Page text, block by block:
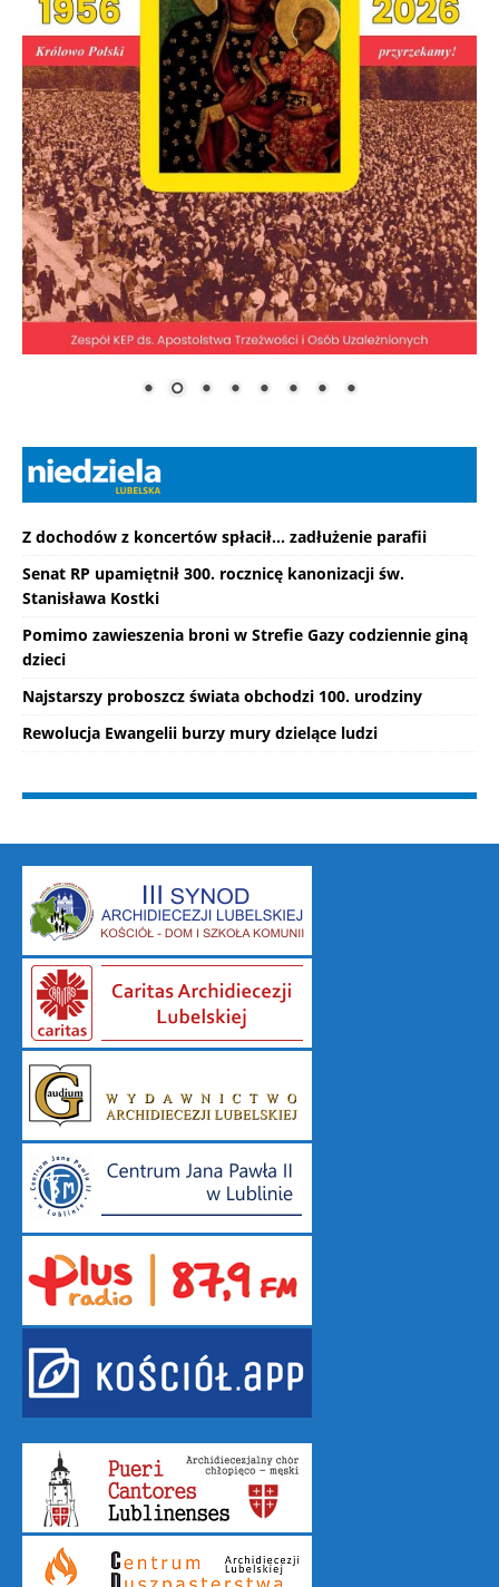
Z dochodów z koncertów spłacił... zadłużenie parafii
Senat RP upamiętnił 300. rocznicę kanonizacji św.
Stanisława Kostki
Pomimo zawieszenia broni w Strefie Gazy codziennie giną
dzieci
Najstarszy proboszcz świata obchodzi 100. urodziny
Rewolucja Ewangelii burzy mury dzielące ludzi